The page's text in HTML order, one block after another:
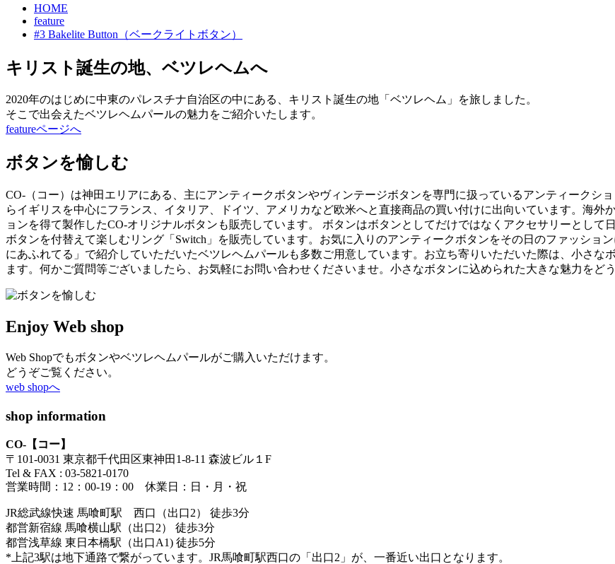
HOME
feature
#3 Bakelite Button（ベークライトボタン）
キリスト誕生の地、ベツレヘムへ
2020年のはじめに中東のパレスチナ自治区の中にある、キリスト誕生の地「ベツレヘム」を旅しました。
そこで出会えたベツレヘムパールの魅力をご紹介いたします。
featureページへ
ボタンを愉しむ
CO-（コー）は神田エリアにある、主にアンティークボタンやヴィンテージボタンを専門に扱っているアンティークシ
らイギリスを中心にフランス、イタリア、ドイツ、アメリカなど欧米へと直接商品の買い付けに出向いています。海
ョンを得て製作したCO-オリジナルボタンも販売しています。 ボタンはボタンとしてだけではなくアクセサリーとして
ボタンを付替えて楽しむリング「Switch」を販売しています。お気に入りのアンティークボタンをその日のファッショ
にあふれてる」で紹介していただいたベツレヘムパールも多数ご用意しています。お立ち寄りいただいた際は、小さ
ます。何かご質問等ございましたら、お気軽にお問い合わせくださいませ。小さなボタンに込められた大きな魅力をど
Enjoy Web shop
Web Shopでもボタンやベツレヘムパールがご購入いただけます。
どうぞご覧ください。
web shopへ
shop information
CO-【コー】
〒101-0031 東京都千代田区東神田1-8-11 森波ビル１F
Tel & FAX : 03-5821-0170
営業時間：12：00-19：00 休業日：日・月・祝
JR総武線快速 馬喰町駅 西口（出口2） 徒歩3分
都営新宿線 馬喰横山駅（出口2） 徒歩3分
都営浅草線 東日本橋駅（出口A1) 徒歩5分
*上記3駅は地下通路で繋がっています。JR馬喰町駅西口の「出口2」が、一番近い出口となります。